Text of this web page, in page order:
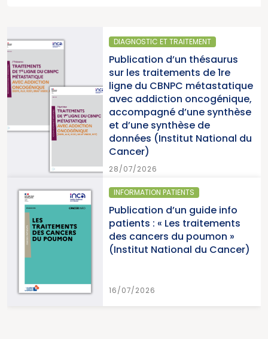
DIAGNOSTIC ET TRAITEMENT
Publication d’un thésaurus
sur les traitements de 1re
ligne du CBNPC métastatique
avec addiction oncogénique,
accompagné d’une synthèse
et d’une synthèse de
données (Institut National du
28/07/2026
INFORMATION PATIENTS
Publication d’un guide info
patients : « Les traitements
des cancers du poumon »
(Institut National du Cancer)
16/07/2026